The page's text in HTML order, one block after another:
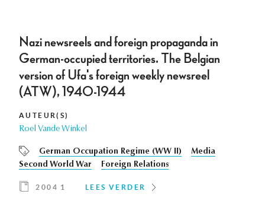
Nazi newsreels and foreign propaganda in
German-occupied territories. The Belgian
version of Ufa's foreign weekly newsreel
(ATW), 1940-1944
AUTEUR(S)
Roel Vande Winkel
German Occupation Regime (WW II)
Media
Second World War
Foreign Relations
2004 1 LEES VERDER